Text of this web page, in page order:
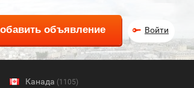
Войти
Канада (1105)